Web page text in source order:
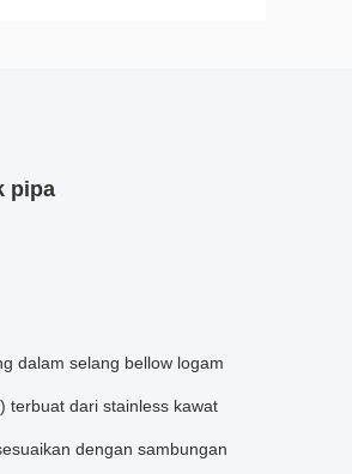
pipa
dalam selang bellow logam
terbuat dari stainless kawat
dengan sambungan